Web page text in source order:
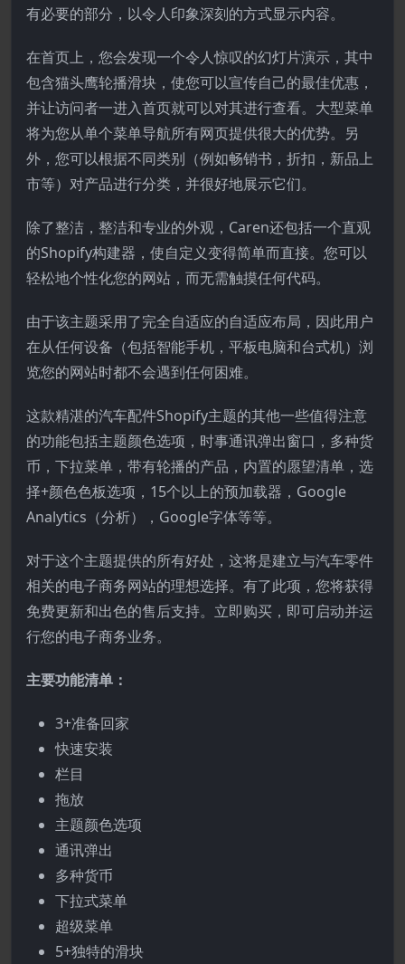
有必要的部分，以令人印​​象深刻的方式显示内容。
在首页上，您会发现一个令人惊叹的幻灯片演示，其中
包含猫头鹰轮播滑块，使您可以宣传自己的最佳优惠，
并让访问者一进入首页就可以对其进行查看。大型菜单
将为您从单个菜单导航所有网页提供很大的优势。另
外，您可以根据不同类别（例如畅销书，折扣，新品上
市等）对产品进行分类，并很好地展示它们。
除了整洁，整洁和专业的外观，Caren还包括一个直观
的Shopify构建器，使自定义变得简单而直接。您可以
轻松地个性化您的网站，而无需触摸任何代码。
由于该主题采用了完全自适应的自适应布局，因此用户
在从任何设备（包括智能手机，平板电脑和台式机）浏
览您的网站时都不会遇到任何困难。
这款精湛的汽车配件Shopify主题的其他一些值得注意
的功能包括主题颜色选项，时事通讯弹出窗口，多种货
币，下拉菜单，带有轮播的产品，内置的愿望清单，选
择+颜色色板选项，15个以上的预加载器，Google
Analytics（分析），Google字体等等。
对于这个主题提供的所有好处，这将是建立与汽车零件
相关的电子商务网站的理想选择。有了此项，您将获得
免费更新和出色的售后支持。立即购买，即可启动并运
行您的电子商务业务。
主要功能清单：
3+准备回家
快速安装
栏目
拖放
主题颜色选项
通讯弹出
多种货币
下拉式菜单
超级菜单
5+独特的滑块